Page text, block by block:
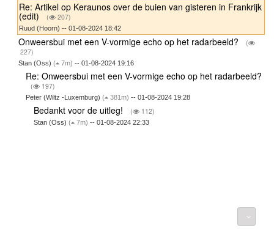
Re: Artikel op Keraunos over de buien van gisteren in Frankrijk
(edit) ( 207)
Ruud (Hoorn) -- 01-08-2024 18:42
Onweersbui met een V-vormige echo op het radarbeeld?
(
227)
Stan (Oss) ( 7m) -- 01-08-2024 19:16
Re: Onweersbui met een V-vormige echo op het radarbeeld?
( 197)
Peter (Wiltz -Luxemburg)( 381m) -- 01-08-2024 19:28
Bedankt voor de uitleg! ( 112)
Stan (Oss) ( 7m) -- 01-08-2024 22:33